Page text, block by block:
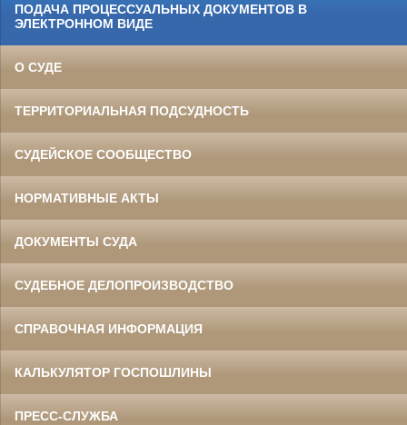
ПОДАЧА ПРОЦЕССУАЛЬНЫХ ДОКУМЕНТОВ В
ЭЛЕКТРОННОМ ВИДЕ
О СУДЕ
ТЕРРИТОРИАЛЬНАЯ ПОДСУДНОСТЬ
СУДЕЙСКОЕ СООБЩЕСТВО
НОРМАТИВНЫЕ АКТЫ
ДОКУМЕНТЫ СУДА
СУДЕБНОЕ ДЕЛОПРОИЗВОДСТВО
СПРАВОЧНАЯ ИНФОРМАЦИЯ
КАЛЬКУЛЯТОР ГОСПОШЛИНЫ
ПРЕСС-СЛУЖБА